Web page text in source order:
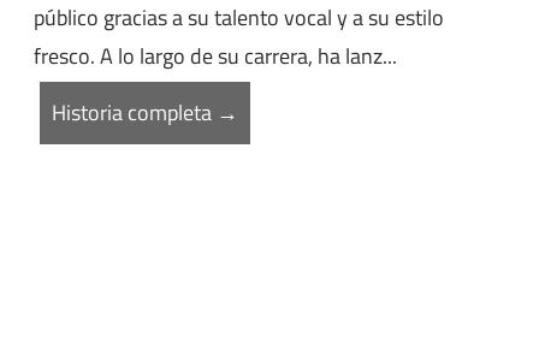
público gracias a su talento vocal y a su estilo
fresco. A lo largo de su carrera, ha lanz...
Historia completa →